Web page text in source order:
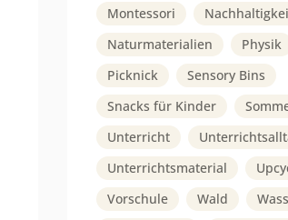
Montessori
Naturmaterialien
Physik
Picknick
Sensory Bins
Snacks für Kinder
Unterricht
Unterrichtsmaterial
Vorschule
Wald